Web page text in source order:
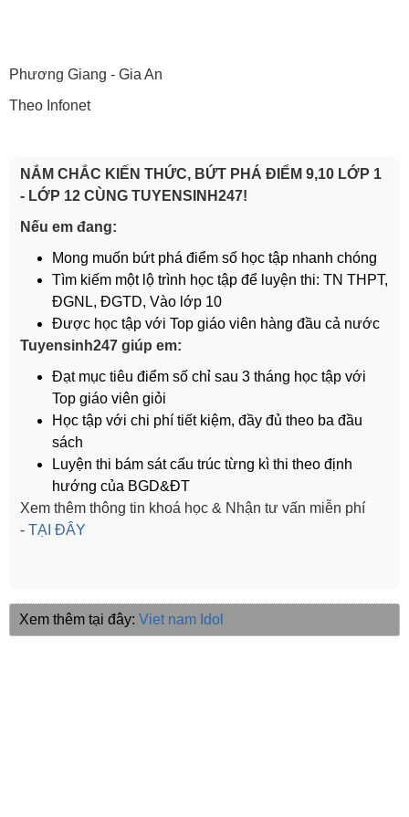
Phương Giang - Gia An
Theo Infonet
NẮM CHẮC KIẾN THỨC, BỨT PHÁ ĐIỂM 9,10 LỚP 1
- LỚP 12 CÙNG TUYENSINH247!
Nếu em đang:
Mong muốn bứt phá điểm số học tập nhanh chóng
Tìm kiếm một lộ trình học tập để luyện thi: TN THPT,
ĐGNL, ĐGTD, Vào lớp 10
Được học tập với Top giáo viên hàng đầu cả nước
Tuyensinh247 giúp em:
Đạt mục tiêu điểm số chỉ sau 3 tháng học tập với
Top giáo viên giỏi
Học tập với chi phí tiết kiệm, đầy đủ theo ba đầu
sách
Luyện thi bám sát cấu trúc từng kì thi theo định
hướng của BGD&ĐT
Xem thêm thông tin khoá học & Nhận tư vấn miễn phí
- TẠI ĐÂY
Xem thêm tại đây: Viet nam Idol